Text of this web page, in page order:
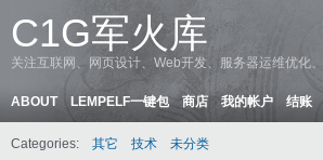
C1G军火库
关注互联网、网页设计、Web开发、服务器运维优化
ABOUT LEMPELF一键包 商店 我的帐户 结账
Categories: 其它 技术 未分类